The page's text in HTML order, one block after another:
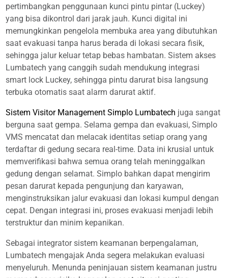
pertimbangkan penggunaan kunci pintu pintar (Luckey)
yang bisa dikontrol dari jarak jauh. Kunci digital ini
memungkinkan pengelola membuka area yang dibutuhkan
saat evakuasi tanpa harus berada di lokasi secara fisik,
sehingga jalur keluar tetap bebas hambatan. Sistem akses
Lumbatech yang canggih sudah mendukung integrasi
smart lock Luckey, sehingga pintu darurat bisa langsung
terbuka otomatis saat alarm darurat aktif.
Sistem Visitor Management Simplo Lumbatech juga sangat
berguna saat gempa. Selama gempa dan evakuasi, Simplo
VMS mencatat dan melacak identitas setiap orang yang
terdaftar di gedung secara real-time. Data ini krusial untuk
memverifikasi bahwa semua orang telah meninggalkan
gedung dengan selamat. Simplo bahkan dapat mengirim
pesan darurat kepada pengunjung dan karyawan,
menginstruksikan jalur evakuasi dan lokasi kumpul dengan
cepat. Dengan integrasi ini, proses evakuasi menjadi lebih
terstruktur dan minim kepanikan.
Sebagai integrator sistem keamanan berpengalaman,
Lumbatech mengajak Anda segera melakukan evaluasi
menyeluruh. Menunda peninjauan sistem keamanan justru